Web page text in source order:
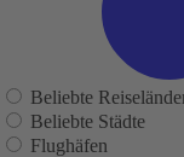
Beliebte
Beliebte Städte
Flughäfen